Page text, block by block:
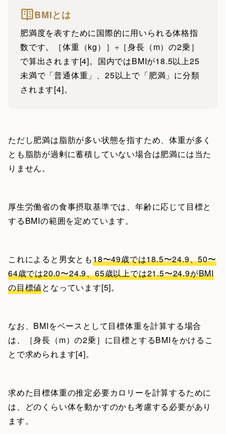
BMIとは
肥満度を表すために国際的に用いられる体格指
数です。［体重（kg）］÷［身長（m）の2乗］
で算出されます[4]。国内ではBMIが18.5以上25
未満で「普通体重」、25以上で「肥満」に分類
されます[4]。
ただし肥満は脂肪が多い状態を指すため、体重が多く
とも脂肪が過剰に蓄積していない場合は肥満には当た
りません。
厚生労働省の食事摂取基準では、年齢に応じて目標と
するBMIの範囲を定めています。
これによると男女とも18〜49歳では18.5〜24.9、50〜
64歳では20.0〜24.9、65歳以上では21.5〜24.9がBMI
の目標値となっています[5]。
なお、BMIをベースとして目標体重を計算する場合
は、［身長（m）の2乗］に目標とするBMIをかけるこ
とで求められます[4]。
求めた目標体重の推定必要カロリーを計算するために
は、どのくらい体を動かすのかも考慮する必要があり
ます。